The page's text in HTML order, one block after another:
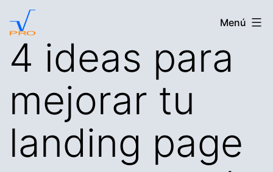
Saltar
contenido
VitorPro
Menú
4 ideas para
mejorar tu
landing page